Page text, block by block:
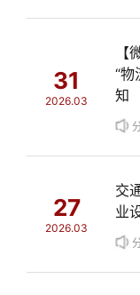
31
2026.03
“
知
27
2026.03
交
业